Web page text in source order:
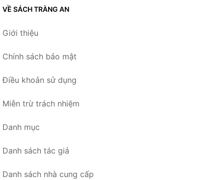
VỀ SÁCH TRÀNG AN
Giới thiệu
Chính sách bảo mật
Điều khoản sử dụng
Miễn trừ trách nhiệm
Danh mục
Danh sách tác giả
Danh sách nhà cung cấp